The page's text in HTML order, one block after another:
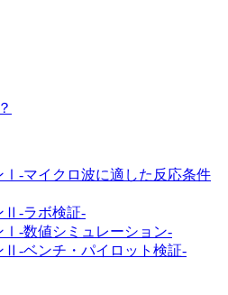
Ⅰ-マイクロ波に適した反応条件
Ⅱ -ラボ検証-
Ⅰ -数値シミュレーション-
Ⅱ -ベンチ・パイロット検証-